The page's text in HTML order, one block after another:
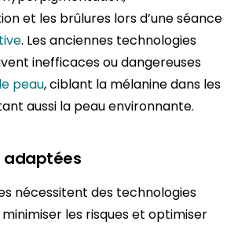
et les brûlures lors d’une séance
. Les anciennes technologies
inefficaces ou dangereuses
peau, ciblant la mélanine dans les
aussi la peau environnante.
adaptées
nécessitent des technologies
les risques et optimiser